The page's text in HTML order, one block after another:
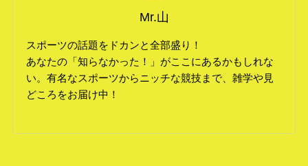
Mr.山
スポーツの話題をドカンと全部盛り！
あなたの「知らなかった！」がここにあるかもしれな
い。有名なスポーツからニッチな競技まで、雑学や見
どころをお届け中！